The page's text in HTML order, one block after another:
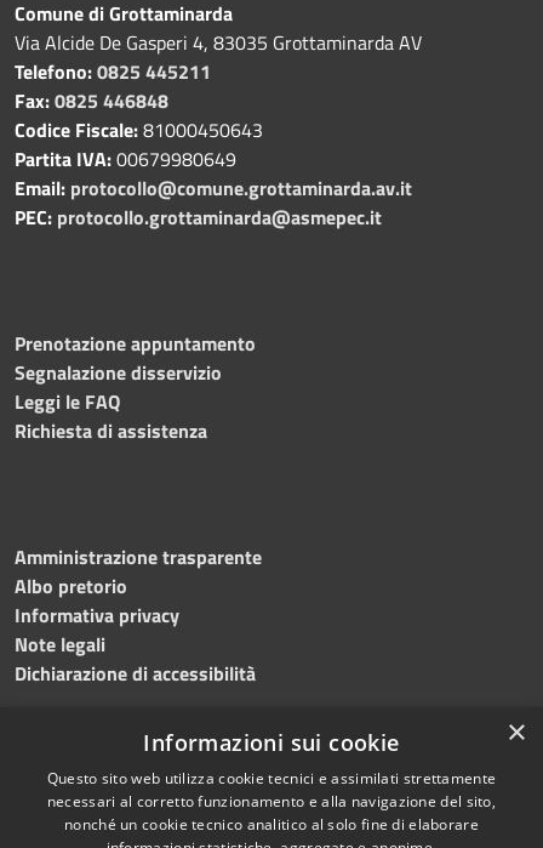
Comune di Grottaminarda
Via Alcide De Gasperi 4, 83035 Grottaminarda AV
Telefono:0825 445211
Fax:0825 446848
Codice Fiscale:81000450643
Partita IVA:00679980649
Email: protocollo@comune.grottaminarda.av.it
PEC: protocollo.grottaminarda@asmepec.it
Prenotazione appuntamento
Segnalazione disservizio
Leggi le FAQ
Richiesta di assistenza
Amministrazione trasparente
Albo pretorio
Informativa privacy
Note legali
Dichiarazione di accessibilità
RSS
Accessibilità
Copyright © 2024 •
Comune diGrottaminarda
×
Informazioni sui cookie
Questo sito web utilizza cookie tecnici e assimilati strettamente
necessari al corretto funzionamento e alla navigazione del sito,
nonché un cookie tecnico analitico al solo fine di elaborare